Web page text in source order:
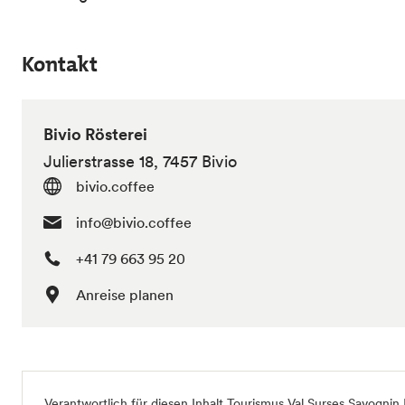
Kontakt
Bivio Rösterei
Julierstrasse 18, 7457 Bivio
bivio.coffee
info@bivio.coffee
+41 79 663 95 20
Anreise planen